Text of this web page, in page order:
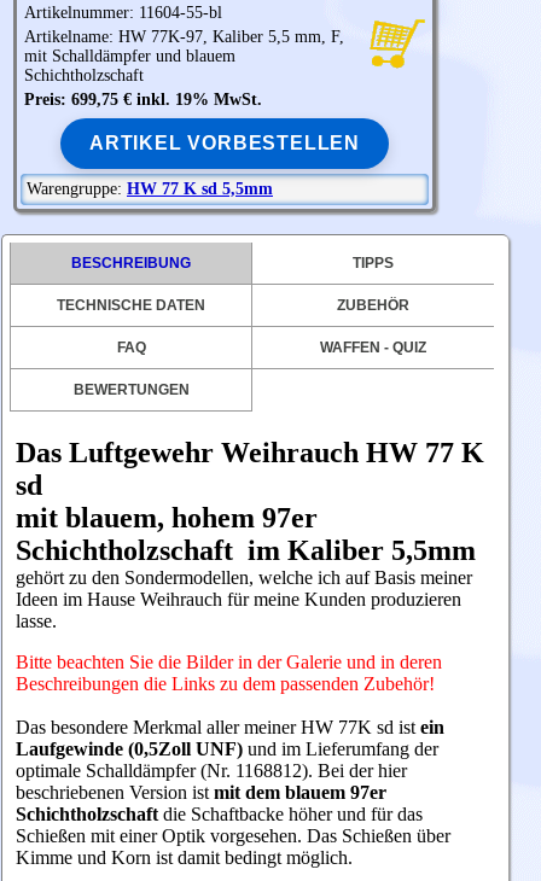
Artikelnummer: 11604-55-bl
Artikelname: HW 77K-97, Kaliber 5,5 mm, F,
mit Schalldämpfer und blauem
Schichtholzschaft
Preis: 699,75 € inkl. 19% MwSt.
ARTIKEL VORBESTELLEN
Warengruppe: HW 77 K sd 5,5mm
BESCHREIBUNG TIPPS
TECHNISCHE DATEN ZUBEHÖR
FAQ WAFFEN - QUIZ
BEWERTUNGEN
Das Luftgewehr Weihrauch HW 77 K
sd
mit blauem, hohem 97er
Schichtholzschaft im Kaliber 5,5mm
gehört zu den Sondermodellen, welche ich auf Basis meiner
Ideen im Hause Weihrauch für meine Kunden produzieren
lasse.
Bitte beachten Sie die Bilder in der Galerie und in deren
Beschreibungen die Links zu dem passenden Zubehör!
Das besondere Merkmal aller meiner HW 77K sd ist ein
Laufgewinde (0,5Zoll UNF) und im Lieferumfang der
optimale Schalldämpfer (Nr. 1168812). Bei der hier
beschriebenen Version ist mit dem blauem 97er
Schichtholzschaft die Schaftbacke höher und für das
Schießen mit einer Optik vorgesehen. Das Schießen über
Kimme und Korn ist damit bedingt möglich.